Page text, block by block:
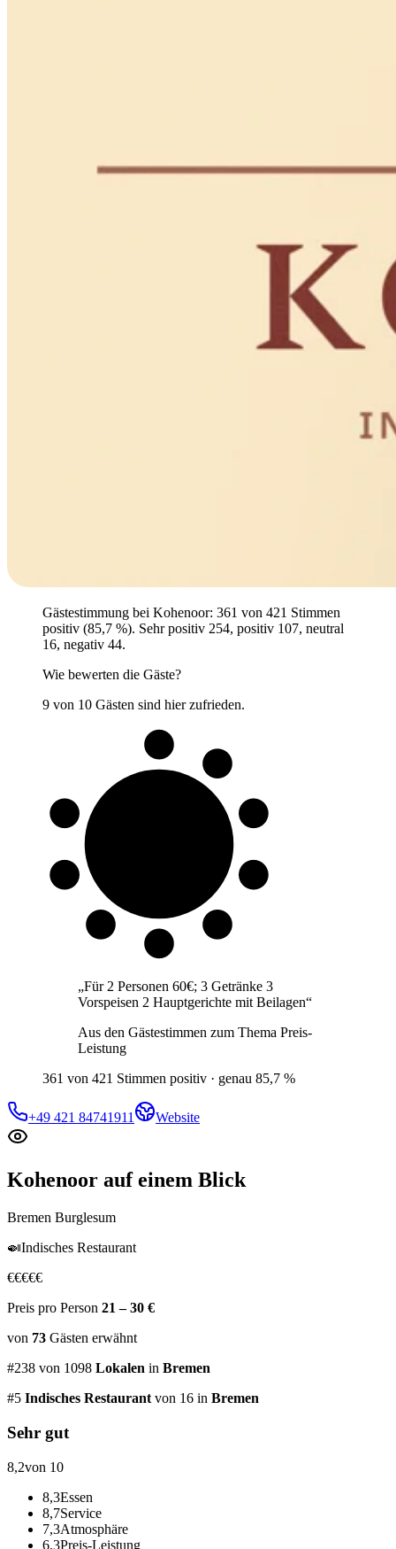
Gästestimmung bei Kohenoor: 361 von 421 Stimmen
positiv (85,7 %). Sehr positiv 254, positiv 107, neutral
16, negativ 44.
Wie bewerten die Gäste?
9 von 10 Gästen sind hier zufrieden.
„Für 2 Personen 60€; 3 Getränke 3
Vorspeisen 2 Hauptgerichte mit Beilagen“
Aus den Gästestimmen zum Thema Preis-
Leistung
361 von 421 Stimmen positiv · genau 85,7 %
+49 421 84741911 Website
Kohenoor auf einem Blick
Bremen Burglesum
🍛Indisches Restaurant
€€€€€
Preis pro Person 21 – 30 €
von 73 Gästen erwähnt
#238 von 1098 Lokalen in Bremen
#5 Indisches Restaurant von 16 in Bremen
Sehr gut
8,2von 10
8,3Essen
8,7Service
7,3Atmosphäre
6,3Preis-Leistung